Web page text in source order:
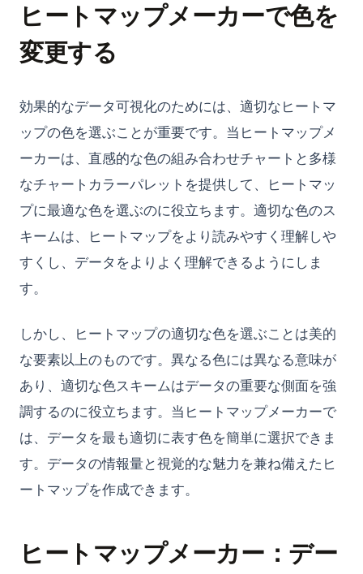
What is the Difference? Python vs ActivePython vs
Anaconda Compared
Windows、Mac、Linux、仮想環境でのPythonのアップグレー
Windows、Mac、LinuxのPythonのアップグレード方法
XGBoostとは、機械学習アルゴリズムのパワーハウス
Zen of Python: All 19 Principles Explained with Examples
[Explained] How to GroupBy Dataframe in Python, Pandas,
PySpark
[解説] Python、Pandas、PySparkでのデータフレームのグルー
プ化方法
ipykernel: Install, Configure, and Manage Jupyter Python
Kernels
nn.Linear in PyTorch: Shapes, Bias, and Examples
python __call__ Method: Everything You Need to Know
python __call__メソッド: 必要なすべてを知る
python-itertools
python-zip
マスタリングPython：2つのリストを簡単にZipする方法
ヒートマップメーカーで色を
変更する
効果的なデータ可視化のためには、適切なヒートマ
ップの色を選ぶことが重要です。当ヒートマップメ
ーカーは、直感的な色の組み合わせチャートと多様
なチャートカラーパレットを提供して、ヒートマッ
プに最適な色を選ぶのに役立ちます。適切な色のス
キームは、ヒートマップをより読みやすく理解しや
すくし、データをよりよく理解できるようにしま
す。
しかし、ヒートマップの適切な色を選ぶことは美的
な要素以上のものです。異なる色には異なる意味が
あり、適切な色スキームはデータの重要な側面を強
調するのに役立ちます。当ヒートマップメーカーで
は、データを最も適切に表す色を簡単に選択できま
す。データの情報量と視覚的な魅力を兼ね備えたヒ
ートマップを作成できます。
ヒートマップメーカー：デー